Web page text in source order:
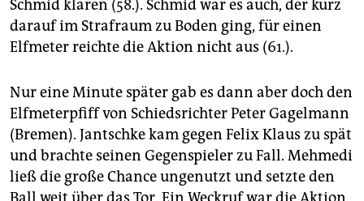
Schmid klären (58.). Schmid war es auch, der kurz
darauf im Strafraum zu Boden ging, für einen
Elfmeter reichte die Aktion nicht aus (61.).
Nur eine Minute später gab es dann aber doch den
Elfmeterpfiff von Schiedsrichter Peter Gagelmann
(Bremen). Jantschke kam gegen Felix Klaus zu spät
und brachte seinen Gegenspieler zu Fall. Mehmedi
ließ die große Chance ungenutzt und setzte den